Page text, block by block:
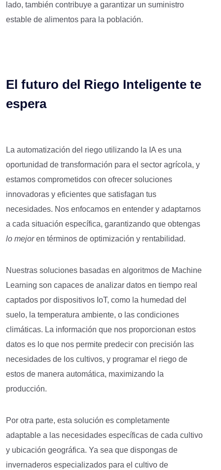
lado, también contribuye a garantizar un suministro
estable de alimentos para la población.
El futuro del Riego Inteligente te
espera
La automatización del riego utilizando la IA es una
oportunidad de transformación para el sector agrícola, y
estamos comprometidos con ofrecer soluciones
innovadoras y eficientes que satisfagan tus
necesidades. Nos enfocamos en entender y adaptarnos
a cada situación específica, garantizando que obtengas
lo mejoren términos de optimización y rentabilidad.
Nuestras soluciones basadas en algoritmos de Machine
Learning son capaces de analizar datos en tiempo real
captados por dispositivos IoT, como la humedad del
suelo, la temperatura ambiente, o las condiciones
climáticas. La información que nos proporcionan estos
datos es lo que nos permite predecir con precisión las
necesidades de los cultivos, y programar el riego de
estos de manera automática, maximizando la
producción.
Por otra parte, esta solución es completamente
adaptable a las necesidades específicas de cada cultivo
y ubicación geográfica. Ya sea que dispongas de
invernaderos especializados para el cultivo de